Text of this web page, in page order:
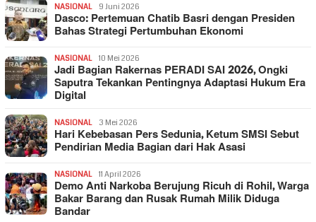
NASIONAL 9 Juni 2026
Dasco: Pertemuan Chatib Basri dengan Presiden
Bahas Strategi Pertumbuhan Ekonomi
NASIONAL 10 Mei 2026
Jadi Bagian Rakernas PERADI SAI 2026, Ongki
Saputra Tekankan Pentingnya Adaptasi Hukum Era
Digital
NASIONAL 3 Mei 2026
Hari Kebebasan Pers Sedunia, Ketum SMSI Sebut
Pendirian Media Bagian dari Hak Asasi
NASIONAL 11 April 2026
Demo Anti Narkoba Berujung Ricuh di Rohil, Warga
Bakar Barang dan Rusak Rumah Milik Diduga
Bandar